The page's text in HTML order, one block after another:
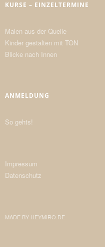
KURSE – EINZELTERMINE
Malen aus der Quelle
Kinder gestalten mit TON
Blicke nach Innen
ANMELDUNG
So gehts!
Impressum
Datenschutz
MADE BY HEYMIRO.DE